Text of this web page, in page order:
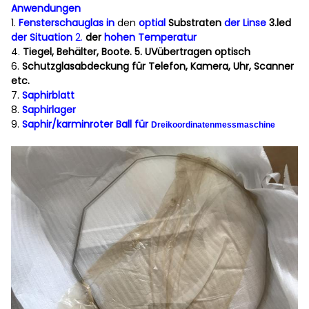
Anwendungen
1. Fensterschauglas in den optial Substraten der Linse 3.led
der Situation 2. derhohen Temperatur
4. Tiegel, Behälter, Boote. 5. UVübertragen optisch
6. Schutzglasabdeckung für Telefon, Kamera, Uhr, Scanner
etc.
7. Saphirblatt
8. Saphirlager
9. Saphir/karminroter Ball für Dreikoordinatenmessmaschine